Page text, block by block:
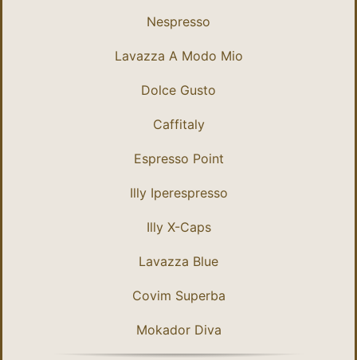
Nespresso
Lavazza A Modo Mio
Dolce Gusto
Caffitaly
Espresso Point
Illy Iperespresso
Illy X-Caps
Lavazza Blue
Covim Superba
Mokador Diva